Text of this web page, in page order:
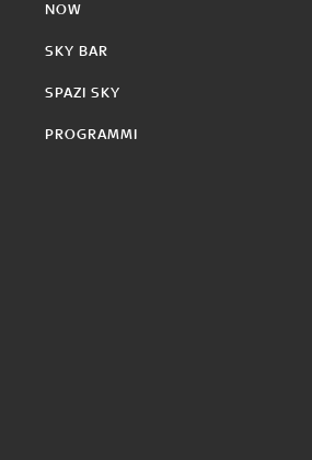
NOW
SKY BAR
SPAZI SKY
PROGRAMMI